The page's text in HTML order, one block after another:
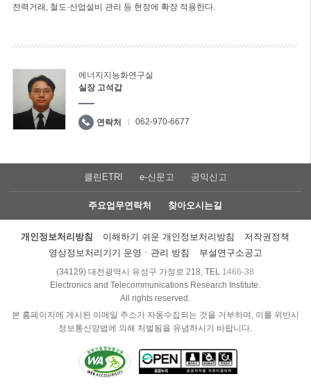
전력거래, 철도·산업설비 관리 등 현장에 확장 적용한다.
에너지지능화연구실
실장 고석갑
연락처 062-970-6677
클린ETRI e-신문고 공익신고
주요업무연락처 찾아오시는길
개인정보처리방침 이해하기 쉬운 개인정보처리방침
저작권정책
영상정보처리기기 운영ㆍ관리 방침
부설연구소공고
(34129) 대전광역시 유성구 가정로 218, TEL 1466-38
Electronics and Telecommunications Research Institute.
All rights reserved.
본 홈페이지에 게시된 이메일 주소가 자동수집되는 것을 거부하며, 이를 위반시
정보통신망법에 의해 처벌됨을 유념하시기 바랍니다.